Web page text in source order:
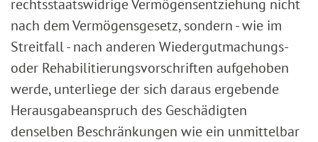
rechtsstaatswidrige Vermögensentziehung nicht
nach dem Vermögensgesetz, sondern - wie im
Streitfall - nach anderen Wiedergutmachungs-
oder Rehabilitierungsvorschriften aufgehoben
werde, unterliege der sich daraus ergebende
Herausgabeanspruch des Geschädigten
denselben Beschränkungen wie ein unmittelbar